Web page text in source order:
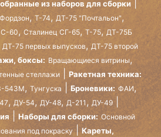
из наборов для сборки
Фордзон, Т-74, ДТ-75 "Почтальон",
С-60, Сталинец СГ-65, Т-75, ДТ-75Б
ДТ-75 первых выпусков,ДТ-75 второй
боксы: Вращающиеся витрины,
стеллажи Ракетная техника:
543М,Тунгуска Броневики: ФАИ,
, ДУ-54, ДУ-48, Д-211 ,ДУ-49
Наборы для сборки: Основной
под покраску
Кареты,